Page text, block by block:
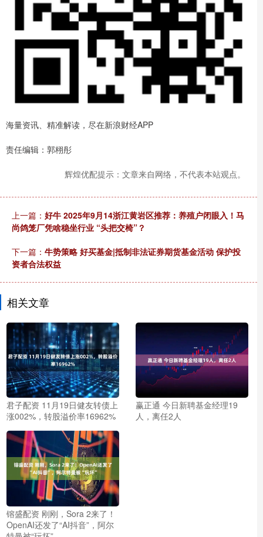
海量资讯、精准解读，尽在新浪财经APP
责任编辑：郭栩彤
辉煌优配提示：文章来自网络，不代表本站观点。
上一篇： 好牛 2025年9月14浙江黄岩区推荐：养殖户闭眼入！马
尚鸽笼厂凭啥稳坐行业 “头把交椅”？
下一篇： 牛势策略 好买基金|抵制非法证券期货基金活动 保护投
资者合法权益
相关文章
君子配资 11月19日健友转债上
涨002%，转股溢价率16962%
赢正通 今日新聘基金经理19
人，离任2人
镕盛配资 刚刚，Sora 2来了！
OpenAI还发了“AI抖音”，阿尔